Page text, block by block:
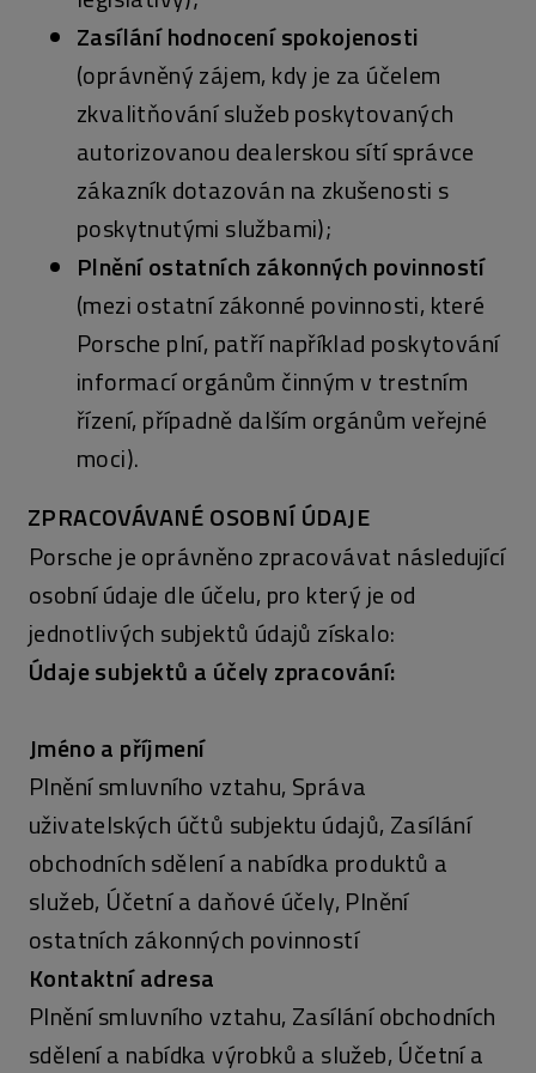
Zasílání hodnocení spokojenosti
(oprávněný zájem, kdy je za účelem
zkvalitňování služeb poskytovaných
autorizovanou dealerskou sítí správce
zákazník dotazován na zkušenosti s
poskytnutými službami);
Plnění ostatních zákonných povinností
(mezi ostatní zákonné povinnosti, které
Porsche plní, patří například poskytování
informací orgánům činným v trestním
řízení, případně dalším orgánům veřejné
moci).
ZPRACOVÁVANÉ OSOBNÍ ÚDAJE
Porsche je oprávněno zpracovávat následující
osobní údaje dle účelu, pro který je od
jednotlivých subjektů údajů získalo:
Údaje subjektů a účely zpracování:
Jméno a příjmení
Plnění smluvního vztahu, Správa
uživatelských účtů subjektu údajů, Zasílání
obchodních sdělení a nabídka produktů a
služeb, Účetní a daňové účely, Plnění
ostatních zákonných povinností
Kontaktní adresa
Plnění smluvního vztahu, Zasílání obchodních
sdělení a nabídka výrobků a služeb, Účetní a